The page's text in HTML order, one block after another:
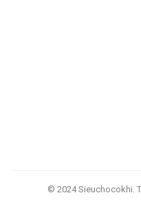
© 2024 Sieuchocokhi.